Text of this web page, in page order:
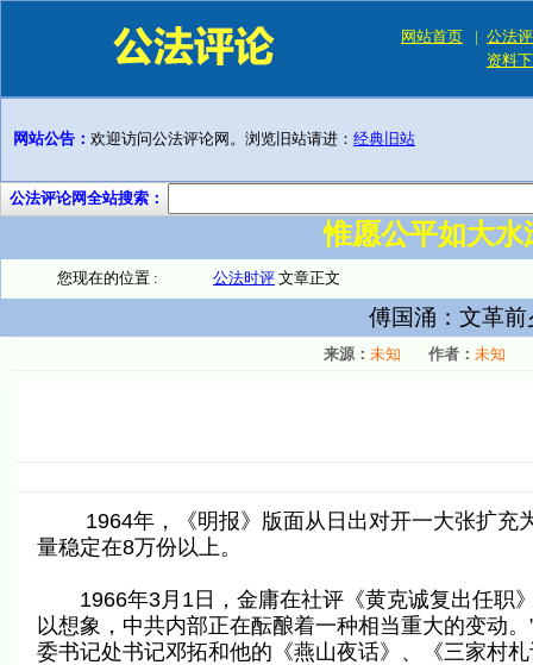
网站首页 | 公法
资料
网站公告： 欢迎访问公法评论网。浏览旧站请进： 经典旧站
公法评论网全站搜索：
惟愿公平如大
您现在的位置 : 公法时评 文章正文
傅国涌：文革
来源： 未知 作者： 未知
1964年，《明报》版面从日出对开一大张扩充
量稳定在8万份以上。
1966年3月1日，金庸在社评《黄克诚复出任职》
以想象，中共内部正在酝酿着一种相当重大的变动
委书记处书记邓拓和他的《燕山夜话》、《三家村